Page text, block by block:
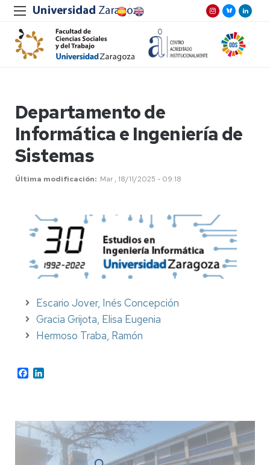
Departamento de
Informática e Ingeniería de
Sistemas
Última modificación Mar , 18/11/2025 - 09:18
Escario Jover, Inés Concepción
Gracia Grijota, Elisa Eugenia
Hermoso Traba, Ramón
Facebook